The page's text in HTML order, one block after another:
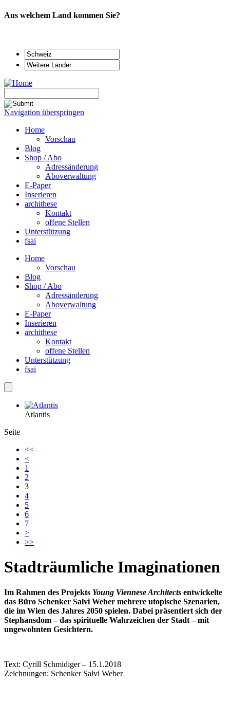
Aus welchem Land kommen Sie?
Navigation überspringen
Home
Vorschau
Blog
Shop / Abo
Adressänderung
Aboverwaltung
E-Paper
Inserieren
archithese
Kontakt
offene Stellen
Unterstützung
fsai
Home
Vorschau
Blog
Shop / Abo
Adressänderung
Aboverwaltung
E-Paper
Inserieren
archithese
Kontakt
offene Stellen
Unterstützung
fsai
Atlantis
Seite
<<
<
1
2
3
4
5
6
7
>
>>
Stadträumliche Imaginationen
Im Rahmen des Projekts Young Viennese Architects entwickelte
das Büro Schenker Salvi Weber mehrere utopische Szenarien,
die im Wien des Jahres 2050 spielen. Dabei präsentiert sich der
Stephansdom – das spirituelle Wahrzeichen der Stadt – mit
ungewohnten Gesichtern.
Text: Cyrill Schmidiger – 15.1.2018
Zeichnungen: Schenker Salvi Weber